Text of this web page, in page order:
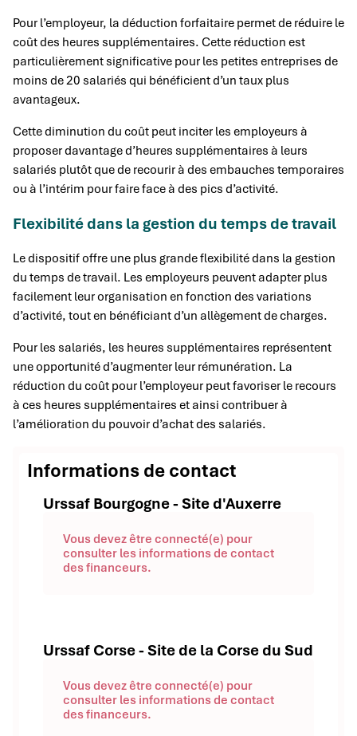
Pour l’employeur, la déduction forfaitaire permet de réduire le
coût des heures supplémentaires. Cette réduction est
particulièrement significative pour les petites entreprises de
moins de 20 salariés qui bénéficient d’un taux plus
avantageux.
Cette diminution du coût peut inciter les employeurs à
proposer davantage d’heures supplémentaires à leurs
salariés plutôt que de recourir à des embauches temporaires
ou à l’intérim pour faire face à des pics d’activité.
Flexibilité dans la gestion du temps de travail
Le dispositif offre une plus grande flexibilité dans la gestion
du temps de travail. Les employeurs peuvent adapter plus
facilement leur organisation en fonction des variations
d’activité, tout en bénéficiant d’un allègement de charges.
Pour les salariés, les heures supplémentaires représentent
une opportunité d’augmenter leur rémunération. La
réduction du coût pour l’employeur peut favoriser le recours
à ces heures supplémentaires et ainsi contribuer à
l’amélioration du pouvoir d’achat des salariés.
Informations de contact
Urssaf Bourgogne - Site d'Auxerre
Vous devez être connecté(e) pour
consulter les informations de contact
des financeurs.
Urssaf Corse - Site de la Corse du Sud
Vous devez être connecté(e) pour
consulter les informations de contact
des financeurs.